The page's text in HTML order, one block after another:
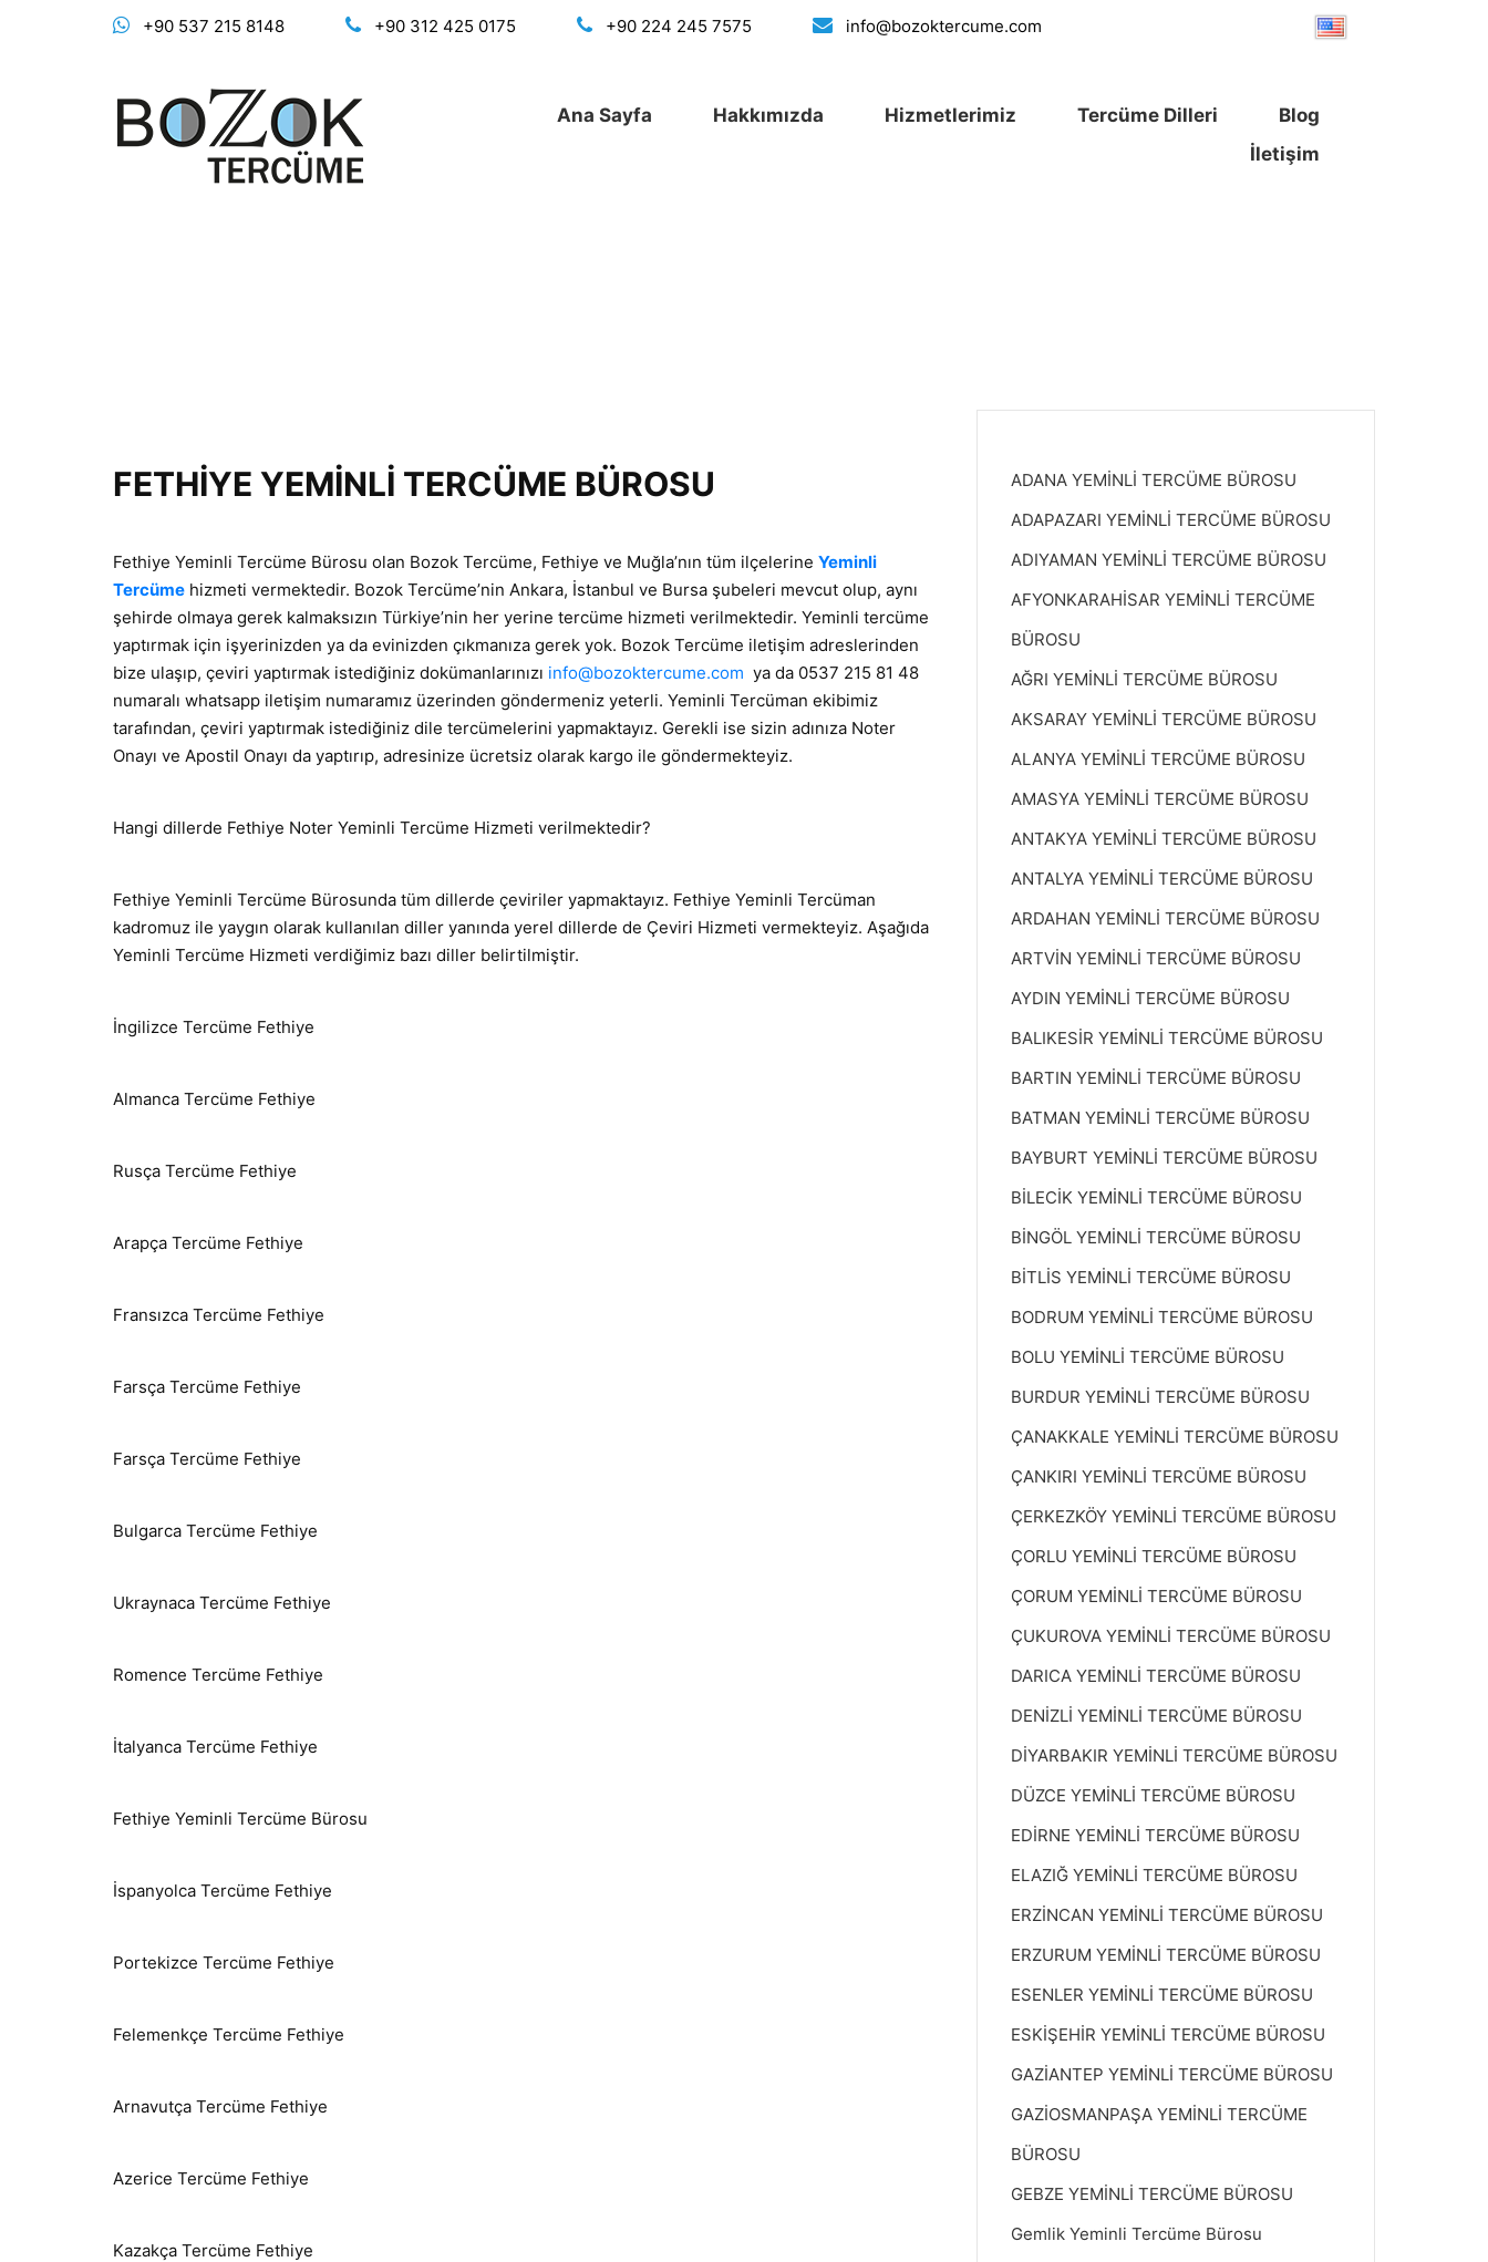
+90 537 215 8148 +90 312 425 0175 +90 224 245 7575 info@bozoktercume.com
Ana Sayfa Hakkımızda Hizmetlerimiz Tercüme Dilleri
Blog
İletişim
FETHİYE YEMİNLİ TERCÜME BÜROSU
Fethiye Yeminli Tercüme Bürosu olan Bozok Tercüme, Fethiye ve Muğla’nın tüm ilçelerine Yeminli
Tercüme hizmeti vermektedir. Bozok Tercüme’nin Ankara, İstanbul ve Bursa şubeleri mevcut olup, aynı
şehirde olmaya gerek kalmaksızın Türkiye’nin her yerine tercüme hizmeti verilmektedir. Yeminli tercüme
yaptırmak için işyerinizden ya da evinizden çıkmanıza gerek yok. Bozok Tercüme iletişim adreslerinden
bize ulaşıp, çeviri yaptırmak istediğiniz dokümanlarınızı info@bozoktercume.com ya da 0537 215 81 48
numaralı whatsapp iletişim numaramız üzerinden göndermeniz yeterli. Yeminli Tercüman ekibimiz
tarafından, çeviri yaptırmak istediğiniz dile tercümelerini yapmaktayız. Gerekli ise sizin adınıza Noter
Onayı ve Apostil Onayı da yaptırıp, adresinize ücretsiz olarak kargo ile göndermekteyiz.
Hangi dillerde Fethiye Noter Yeminli Tercüme Hizmeti verilmektedir?
Fethiye Yeminli Tercüme Bürosunda tüm dillerde çeviriler yapmaktayız. Fethiye Yeminli Tercüman
kadromuz ile yaygın olarak kullanılan diller yanında yerel dillerde de Çeviri Hizmeti vermekteyiz. Aşağıda
Yeminli Tercüme Hizmeti verdiğimiz bazı diller belirtilmiştir.
İngilizce Tercüme Fethiye
Almanca Tercüme Fethiye
Rusça Tercüme Fethiye
Arapça Tercüme Fethiye
Fransızca Tercüme Fethiye
Farsça Tercüme Fethiye
Farsça Tercüme Fethiye
Bulgarca Tercüme Fethiye
Ukraynaca Tercüme Fethiye
Romence Tercüme Fethiye
İtalyanca Tercüme Fethiye
Fethiye Yeminli Tercüme Bürosu
İspanyolca Tercüme Fethiye
Portekizce Tercüme Fethiye
Felemenkçe Tercüme Fethiye
Arnavutça Tercüme Fethiye
Azerice Tercüme Fethiye
Kazakça Tercüme Fethiye
ADANA YEMİNLİ TERCÜME BÜROSU
ADAPAZARI YEMİNLİ TERCÜME BÜROSU
ADIYAMAN YEMİNLİ TERCÜME BÜROSU
AFYONKARAHİSAR YEMİNLİ TERCÜME
BÜROSU
AĞRI YEMİNLİ TERCÜME BÜROSU
AKSARAY YEMİNLİ TERCÜME BÜROSU
ALANYA YEMİNLİ TERCÜME BÜROSU
AMASYA YEMİNLİ TERCÜME BÜROSU
ANTAKYA YEMİNLİ TERCÜME BÜROSU
ANTALYA YEMİNLİ TERCÜME BÜROSU
ARDAHAN YEMİNLİ TERCÜME BÜROSU
ARTVİN YEMİNLİ TERCÜME BÜROSU
AYDIN YEMİNLİ TERCÜME BÜROSU
BALIKESİR YEMİNLİ TERCÜME BÜROSU
BARTIN YEMİNLİ TERCÜME BÜROSU
BATMAN YEMİNLİ TERCÜME BÜROSU
BAYBURT YEMİNLİ TERCÜME BÜROSU
BİLECİK YEMİNLİ TERCÜME BÜROSU
BİNGÖL YEMİNLİ TERCÜME BÜROSU
BİTLİS YEMİNLİ TERCÜME BÜROSU
BODRUM YEMİNLİ TERCÜME BÜROSU
BOLU YEMİNLİ TERCÜME BÜROSU
BURDUR YEMİNLİ TERCÜME BÜROSU
ÇANAKKALE YEMİNLİ TERCÜME BÜROSU
ÇANKIRI YEMİNLİ TERCÜME BÜROSU
ÇERKEZKÖY YEMİNLİ TERCÜME BÜROSU
ÇORLU YEMİNLİ TERCÜME BÜROSU
ÇORUM YEMİNLİ TERCÜME BÜROSU
ÇUKUROVA YEMİNLİ TERCÜME BÜROSU
DARICA YEMİNLİ TERCÜME BÜROSU
DENİZLİ YEMİNLİ TERCÜME BÜROSU
DİYARBAKIR YEMİNLİ TERCÜME BÜROSU
DÜZCE YEMİNLİ TERCÜME BÜROSU
EDİRNE YEMİNLİ TERCÜME BÜROSU
ELAZIĞ YEMİNLİ TERCÜME BÜROSU
ERZİNCAN YEMİNLİ TERCÜME BÜROSU
ERZURUM YEMİNLİ TERCÜME BÜROSU
ESENLER YEMİNLİ TERCÜME BÜROSU
ESKİŞEHİR YEMİNLİ TERCÜME BÜROSU
GAZİANTEP YEMİNLİ TERCÜME BÜROSU
GAZİOSMANPAŞA YEMİNLİ TERCÜME
BÜROSU
GEBZE YEMİNLİ TERCÜME BÜROSU
Gemlik Yeminli Tercüme Bürosu